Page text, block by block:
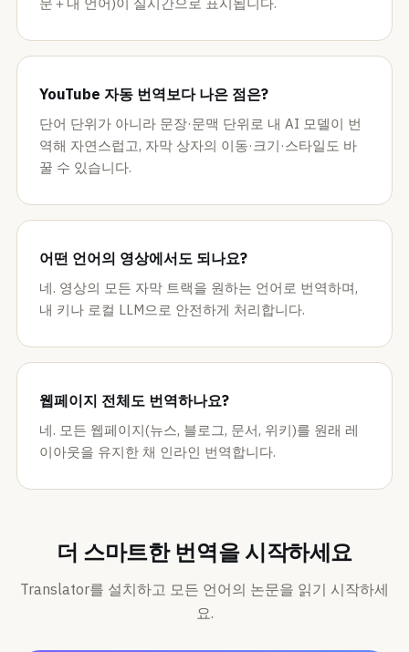
YouTube 자동 번역보다 나은 점은?
단어 단위가 아니라 문장·문맥 단위로 내 AI 모델이 번
역해 자연스럽고, 자막 상자의 이동·크기·스타일도 바
꿀 수 있습니다.
어떤 언어의 영상에서도 되나요?
네. 영상의 모든 자막 트랙을 원하는 언어로 번역하며,
내 키나 로컬 LLM으로 안전하게 처리합니다.
웹페이지 전체도 번역하나요?
네. 모든 웹페이지(뉴스, 블로그, 문서, 위키)를 원래 레
이아웃을 유지한 채 인라인 번역합니다.
더 스마트한 번역을 시작하세요
Translator를 설치하고 모든 언어의 논문을 읽기 시작하세
요.